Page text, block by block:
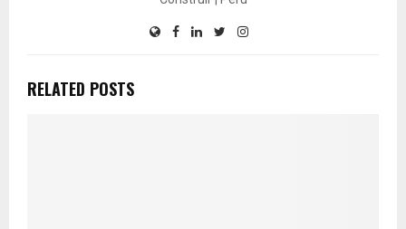
RELATED POSTS